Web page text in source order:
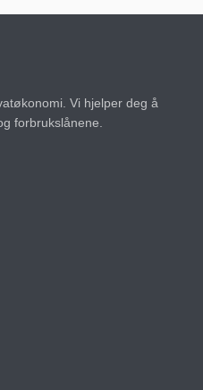
Vi hjelper deg å
forbrukslånene.